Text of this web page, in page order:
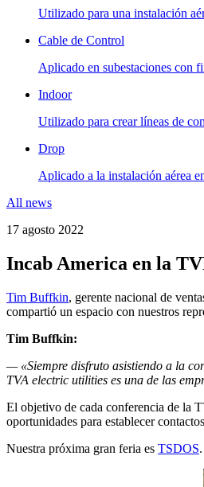
Utilizado para una instalación
Cable de Control
Aplicado en subestaciones con
Indoor
Utilizado para crear líneas de
Drop
Aplicado a la instalación aérea
All news
17 agosto 2022
Incab America en la
Tim Buffkin, gerente nacional de
compartió un espacio con nuestros
Tim Buffkin:
— «Siempre disfruto asistiendo a la
TVA electric utilities es una de las
El objetivo de cada conferencia de la
oportunidades para establecer
Nuestra próxima gran feria es TSDOS.